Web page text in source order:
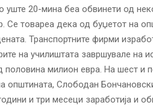
уште 20-мина беа обвинети од
Се товареа дека од буџетот на
Транспортните фирми
на училиштата завршувале на
половина милион евра. На шест и
општината, Слободан
и три месеци заработија и